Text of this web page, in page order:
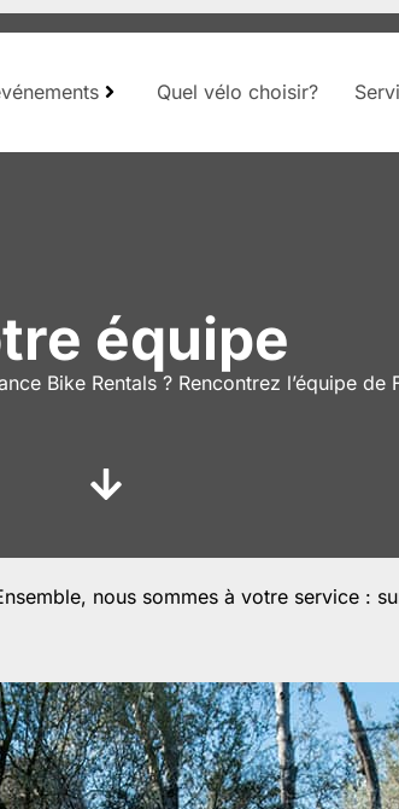
Quel vélo choisir?
équipe
Bike Rentals ? Rencontrez l’équipe de
nous sommes à votre service :